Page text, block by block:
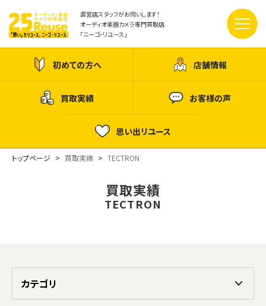
直営店スタッフがお伺いします！
オーディオ楽器カメラ専門買取店
「ニーゴ・リユース」
初めての方へ 店舗情報
買取実績 お客様の声
思い出リユース
トップページ 買取実績 TECTRON
買取実績
TECTRON
カテゴリ